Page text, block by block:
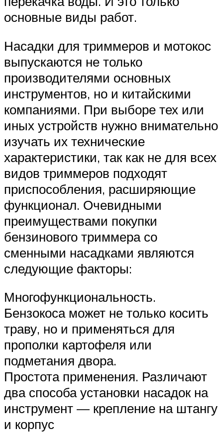
основные виды работ.
Насадки для триммеров и мотокос
выпускаются не только
производителями основных
инструментов, но и китайскими
компаниями. При выборе тех или
иных устройств нужно внимательно
изучать их технические
характеристики, так как не для всех
видов триммеров подходят
приспособления, расширяющие
функционал. Очевидными
преимуществами покупки
бензинового триммера со
сменными насадками являются
следующие факторы:
Многофункциональность.
Бензокоса может не только косить
траву, но и применяться для
прополки картофеля или
подметания двора.
Простота применения. Различают
два способа установки насадок на
инструмент — крепление на штангу
и корпус